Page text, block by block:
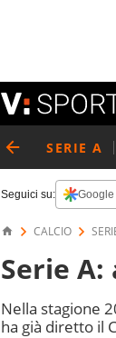
SERIE A
Seguici su:
CALCIO
Serie
Nella stagione
ha già diretto il